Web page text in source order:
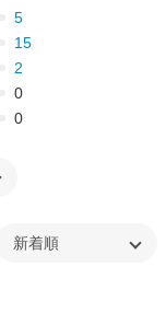
5
15
2
0
0